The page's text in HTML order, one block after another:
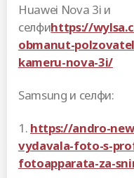
Huawei Nova 3i и
селфиhttps://
obmanut-
kameru-nova-3i/
Samsung и селфи:
1. https://andro-
vydavala-foto-s-
fotoapparata-za-